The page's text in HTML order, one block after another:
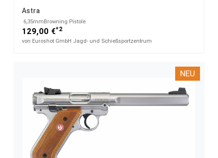
Astra
​ 6,35mmBrowning Pistole
129,00 €*2
von Euroshot GmbH Jagd- und Schießsportzentrum
NEU